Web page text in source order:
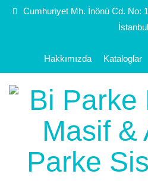
Cumhuriyet Mh. İnönü Cd. No:
İstanbul
Hakkımızda Kataloglar